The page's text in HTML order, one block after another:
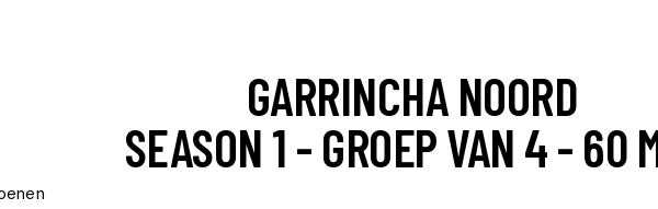
GARRINCHA NOORD
SEASON 1 - GROEP VAN 4 - 60